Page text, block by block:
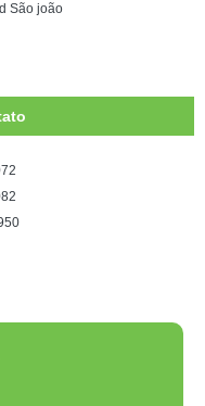
São joão